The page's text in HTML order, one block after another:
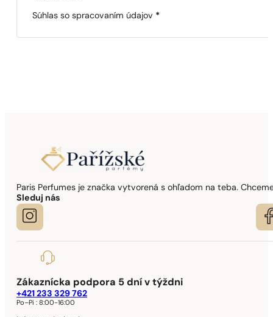
Súhlas so spracovaním údajov *
Paris Perfumes je značka vytvorená s ohľadom na teba.
Sleduj nás
Zákaznícka podpora 5 dní v týždni
+421 233 329 762
Po–Pi :8:00-16:00